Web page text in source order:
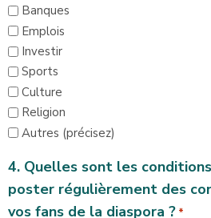
Banques
Emplois
Investir
Sports
Culture
Religion
Autres (précisez)
4. Quelles sont les
poster régulièrement des
vos fans de la diaspora ? *